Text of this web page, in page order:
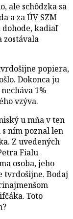
schôdzka sa
a za ÚV SZM
kadiaľ
zostávala
popiera,
Dokonca ju
1%
vzýva.
u mňa v ten
s ním poznal len
Z uvedených
Fialu
osoba, jeho
tvrdošijne. Bodaj
Toto